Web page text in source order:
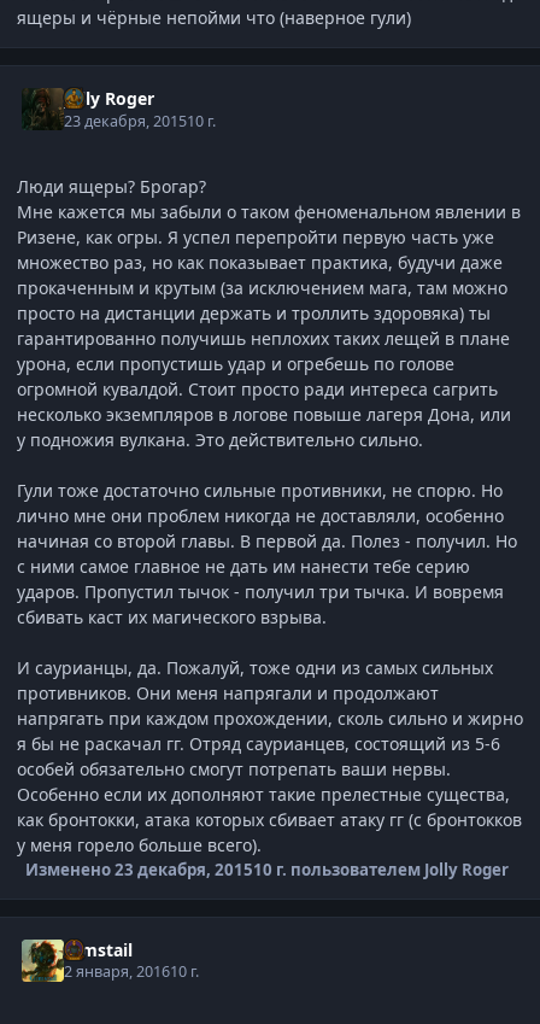
ящеры и чёрные непойми что (наверное гули)
Jolly Roger
23 декабря, 201510 г.
Люди ящеры? Брогар?
Мне кажется мы забыли о таком феноменальном явлении в
Ризене, как огры. Я успел перепройти первую часть уже
множество раз, но как показывает практика, будучи даже
прокаченным и крутым (за исключением мага, там можно
просто на дистанции держать и троллить здоровяка) ты
гарантированно получишь неплохих таких лещей в плане
урона, если пропустишь удар и огребешь по голове
огромной кувалдой. Стоит просто ради интереса сагрить
несколько экземпляров в логове повыше лагеря Дона, или
у подножия вулкана. Это действительно сильно.
Гули тоже достаточно сильные противники, не спорю. Но
лично мне они проблем никогда не доставляли, особенно
начиная со второй главы. В первой да. Полез - получил. Но
с ними самое главное не дать им нанести тебе серию
ударов. Пропустил тычок - получил три тычка. И вовремя
сбивать каст их магического взрыва.
И саурианцы, да. Пожалуй, тоже одни из самых сильных
противников. Они меня напрягали и продолжают
напрягать при каждом прохождении, сколь сильно и жирно
я бы не раскачал гг. Отряд саурианцев, состоящий из 5-6
особей обязательно смогут потрепать ваши нервы.
Особенно если их дополняют такие прелестные существа,
как бронтокки, атака которых сбивает атаку гг (с бронтокков
у меня горело больше всего).
Изменено23 декабря, 201510 г. пользователем Jolly Roger
Gimstail
2 января, 201610 г.